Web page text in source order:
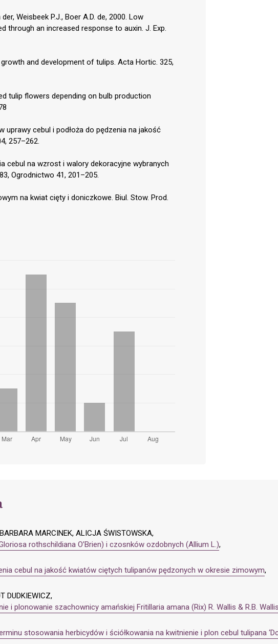
Weisbeek P.J., Boer A.D. de, 2000. Low
through an increased response to auxin. J. Exp.
and development of tulips. Acta Hortic. 325,
tulip flowers depending on bulb production
uprawy cebul i podłoża do pędzenia na jakość
257–262.
cebul na wzrost i walory dekoracyjne wybranych
Ogrodnictwo 41, 201–205.
na kwiat cięty i doniczkowe. Biul. Stow. Prod.
MARCINEK, ALICJA ŚWISTOWSKA,
rothschildiana O’Brien) i czosnków ozdobnych (Allium L.),
cebul na jakość kwiatów ciętych tulipanów pędzonych w okresie zimowym,
DUDKIEWICZ,
i plonowanie szachownicy amańskiej Fritillaria amana (Rix) R. Wallis & R.B. Wallis
stosowania herbicydów i ściółkowania na kwitnienie i plon cebul tulipana